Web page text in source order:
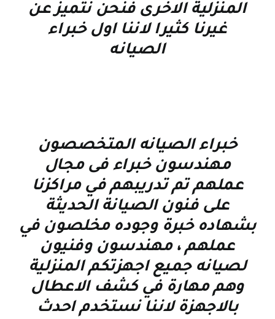
المنزلية الاخرى فنحن نتميز عن
غيرنا كثيرا لاننا اول خبراء
الصيانه
خبراء الصيانه المتخصصون
مهندسون خبراء فى مجال
عملهم تم تدريبهم في مراكزنا
على فنون الصيانة الحديثة
بشهاده خبرة وجوده مخلصون في
عملهم ، مهندسون وفنيون
لصيانه جميع اجهزتكم المنزلية
وهم مهارة في كشف الاعطال
بالاجهزة لاننا نستخدم احدث